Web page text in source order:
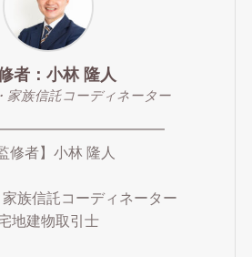
者：小林 隆人
家族信託コーディネーター
修者】小林 隆人
族信託コーディネーター
地建物取引士